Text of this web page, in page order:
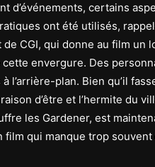
d’événements, certains
ont été utilisés,
de CGI, qui donne au film un
cette envergure. Des
l’arrière-plan. Bien qu’il
d’être et l’hermite du
les Gardener, est
qui manque trop souvent